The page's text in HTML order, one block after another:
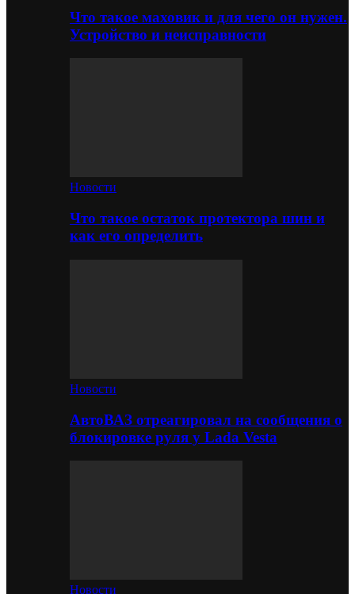
Что такое маховик и для чего он нужен.
Устройство и неисправности
Новости
Что такое остаток протектора шин и
как его определить
Новости
АвтоВАЗ отреагировал на сообщения о
блокировке руля у Lada Vesta
Новости